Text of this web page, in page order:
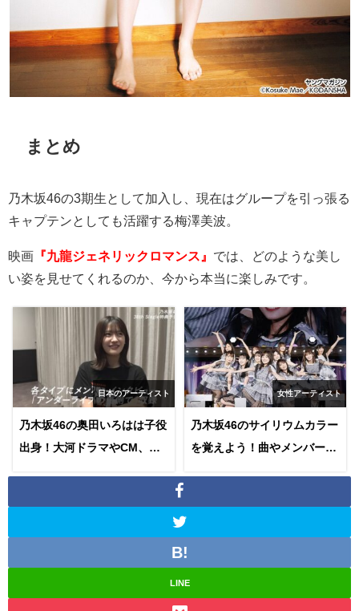
まとめ
乃木坂46の3期生として加入し、現在はグループを引っ張る
キャプテンとしても活躍する梅澤美波。
映画 『九龍ジェネリックロマンス』 では、どのような美し
い姿を見せてくれるのか、今から本当に楽しみです。
日本のアーティスト
乃木坂46の奥田いろはは子役
出身！大河ドラマやCM、あ
女性アーティスト
乃木坂46のサイリウムカラー
を覚えよう！曲やメンバーカ
LINE